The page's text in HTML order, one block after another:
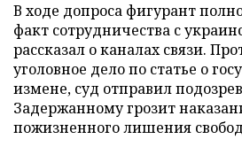
В ходе допроса фигурант
факт сотрудничества с
рассказал о каналах связи.
уголовное дело по статье о
измене, суд отправил
Задержанному грозит
пожизненного лишения